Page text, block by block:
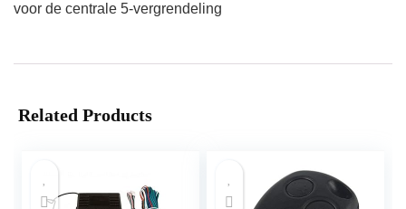
voor de centrale 5-vergrendeling
Related Products